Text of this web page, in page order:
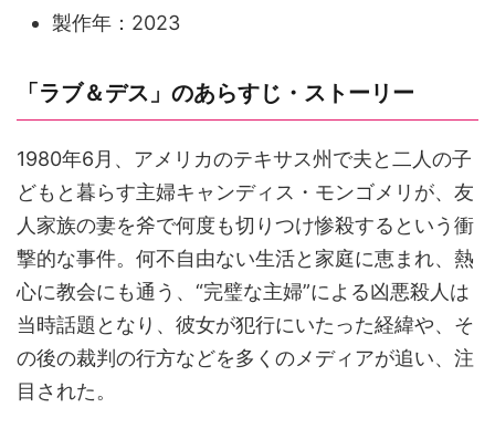
製作年：2023
「ラブ＆デス」のあらすじ・ストーリー
1980年6月、アメリカのテキサス州で夫と二人の子
どもと暮らす主婦キャンディス・モンゴメリが、友
人家族の妻を斧で何度も切りつけ惨殺するという衝
撃的な事件。何不自由ない生活と家庭に恵まれ、熱
心に教会にも通う、“完璧な主婦”による凶悪殺人は
当時話題となり、彼女が犯行にいたった経緯や、そ
の後の裁判の行方などを多くのメディアが追い、注
目された。